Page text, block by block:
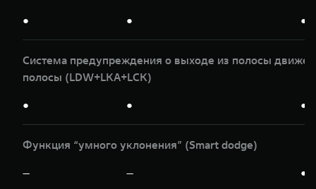
● ● ●
Система предупреждения о выходе из полосы
полосы (LDW+LKA+LCK)
● ● ●
Функция “умного уклонения” (Smart dodge)
— — ●